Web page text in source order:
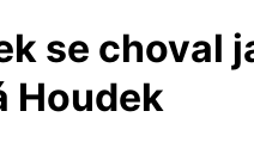
se choval
Houdek